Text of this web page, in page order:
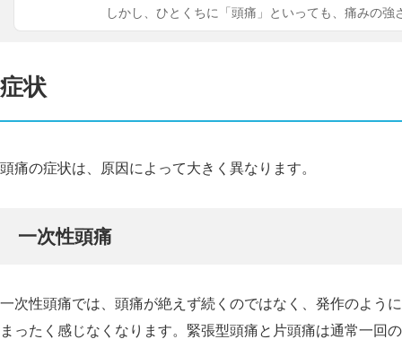
しかし、ひとくちに「頭痛」といっても、痛みの強
症状
頭痛の症状は、原因によって大きく異なります。
一次性頭痛
一次性頭痛では、頭痛が絶えず続くのではなく、発作のよう
まったく感じなくなります。緊張型頭痛と片頭痛は通常一回